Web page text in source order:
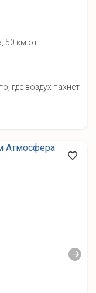
50 км от
где воздух пахнет